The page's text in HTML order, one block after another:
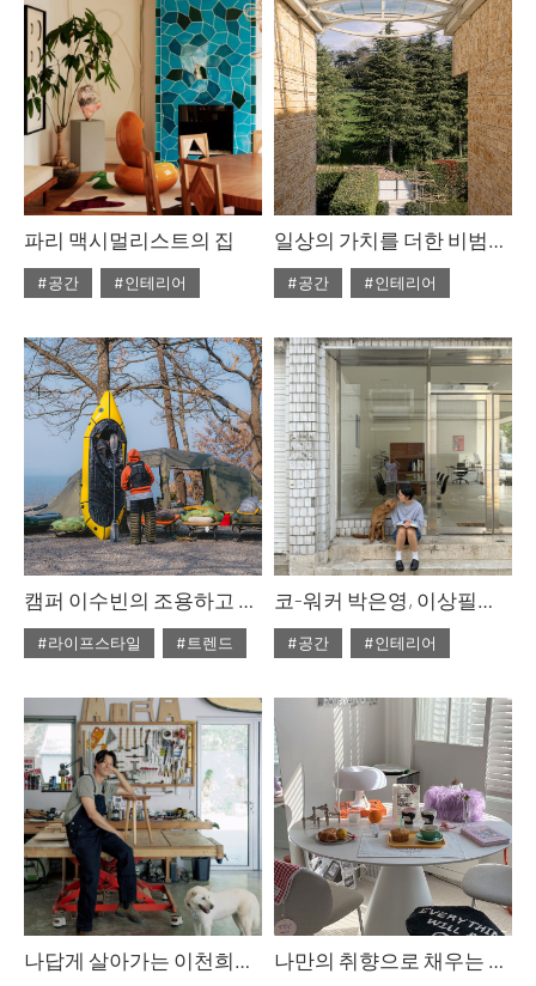
파리 맥시멀리스트의 집
#공간
#인테리어
#ISSUE306
일상의 가치를 더한 비범한 서사
#공간
#인테리어
#ISSUE306
캠퍼 이수빈의 조용하고 깊은 자연 속 리듬
#라이프스타일
#트렌드
#2025년8월호
코-워커 박은영, 이상필의 환대하는 작업실
#공간
#인테리어
#2025년8월호
나답게 살아가는 이천희의 자연 속 공방 나만의 취향으로 채우는 즐거움